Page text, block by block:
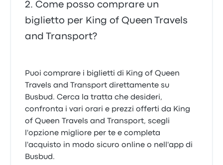
Come posso comprare un
biglietto per King of Queen Travels
and Transport?
Puoi comprare i biglietti di King of Queen
Travels and Transport direttamente su
Busbud. Cerca la tratta che desideri,
confronta i vari orari e prezzi offerti da King
of Queen Travels and Transport, scegli
l'opzione migliore per te e completa
l'acquisto in modo sicuro online o nell'app di
Busbud.